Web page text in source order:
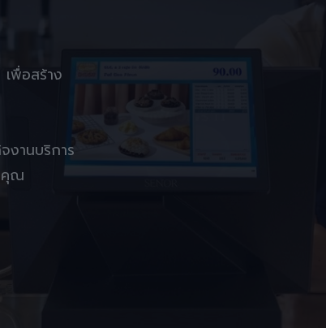
พื่อสร้าง
งานบริการ
คุณ